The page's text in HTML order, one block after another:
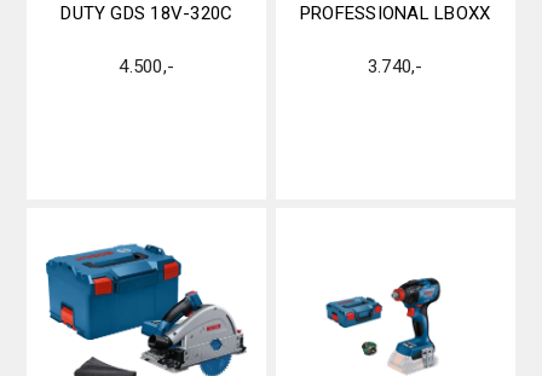
DUTY GDS 18V-320C
4.500,-
PROFESSIONAL LBOXX
3.740,-